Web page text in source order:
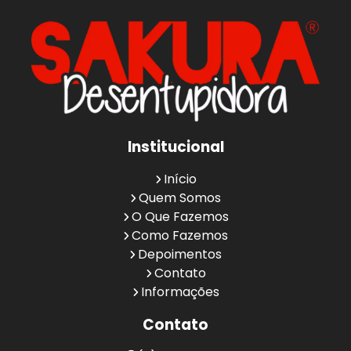
Institucional
Início
Quem Somos
O Que Fazemos
Como Fazemos
Depoimentos
Contato
Informações
Contato